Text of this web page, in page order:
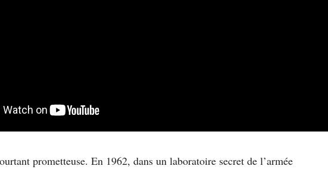
prometteuse. En 1962, dans un laboratoire secret de l’armée